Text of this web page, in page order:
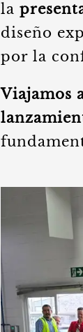
la
diseño
por la
Viajamos